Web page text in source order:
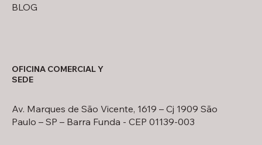
BLOG
Av. Marques de São Vicente, 1619 – Cj 1909 São
Paulo – SP – Barra Funda - CEP 01139-003
OFICINA COMERCIAL Y
SEDE